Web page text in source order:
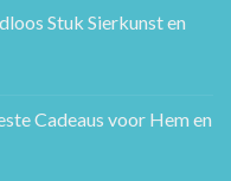
Stuk Sierkunst en
Cadeaus voor Hem en